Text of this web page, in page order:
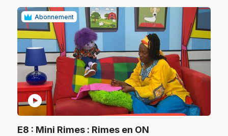
Abonnement
play_circle
E8 : Mini Rimes : Rimes en ON